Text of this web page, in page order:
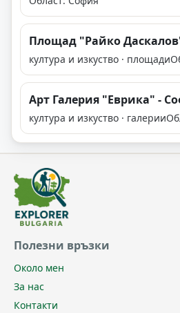
Площад "Райко
култура и изкуство · площади
Арт Галерия "Еврика" -
култура и изкуство · галерии
Полезни връзки
Около мен
За нас
Контакти